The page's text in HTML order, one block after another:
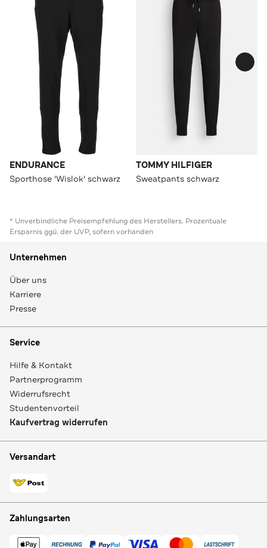
ENDURANCE
Sporthose 'Wislok' schwarz
TOMMY HILFIGER
Sweatpants schwarz
* Unverbindliche Preisempfehlung des Herstellers. Prozentuale
Ersparnis ggü. der UVP, sofern vorhanden
Unternehmen
Über uns
Karriere
Presse
Service
Hilfe & Kontakt
Partnerprogramm
Widerrufsrecht
Studentenvorteil
Kaufvertrag widerrufen
Versandart
Zahlungsarten